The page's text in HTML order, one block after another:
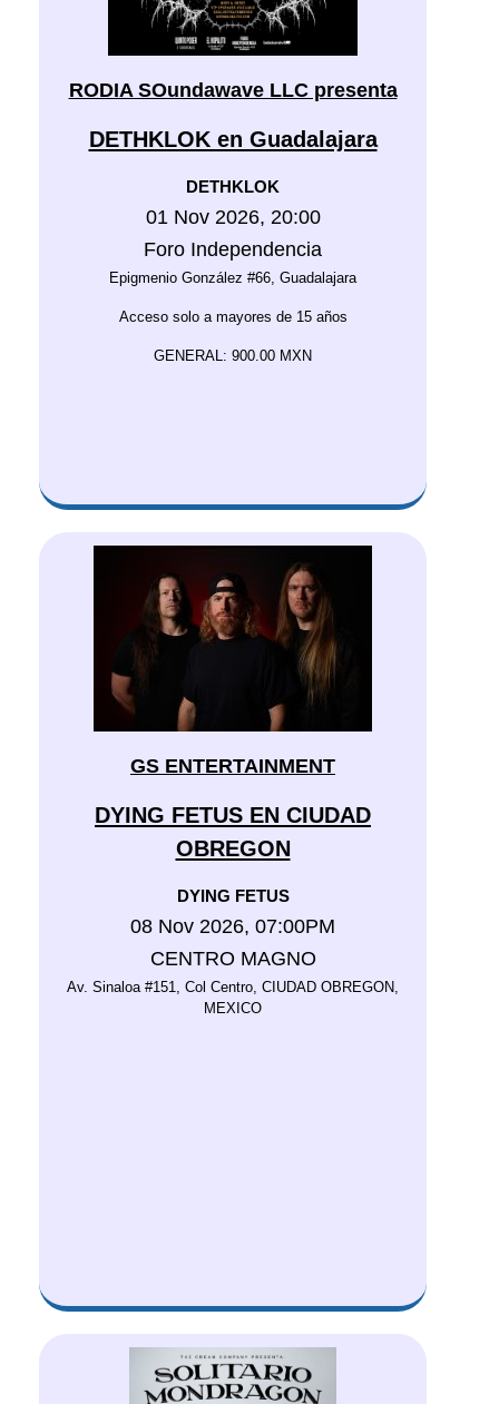
RODIA SOundawave LLC presenta
DETHKLOK en Guadalajara
DETHKLOK
01 Nov 2026, 20:00
Foro Independencia
Epigmenio González #66, Guadalajara
Acceso solo a mayores de 15 años
GENERAL: 900.00 MXN
GS ENTERTAINMENT
DYING FETUS EN CIUDAD
OBREGON
DYING FETUS
08 Nov 2026, 07:00PM
CENTRO MAGNO
Av. Sinaloa #151, Col Centro, CIUDAD OBREGON,
MEXICO